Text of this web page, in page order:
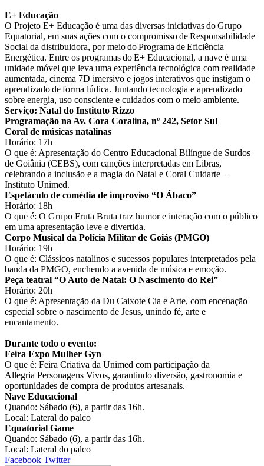
E+ Educação
O Projeto E+ Educação é uma das diversas iniciativas do Grupo
Equatorial, em suas ações com o compromisso deResponsabilidade
Social da distribuidora, por meio do Programa de Eficiência
Energética. Entre os programas do E+ Educacional, a nave é uma
unidade móvel que leva uma experiência tecnológica com realidade
aumentada, cinema 7D imersivo e jogos interativos que instigam o
aprendizado de forma lúdica. Juntando tecnologia e aprendizado
sobre energia, uso consciente e cuidados com o meio ambiente.
Serviço: Natal do Instituto Rizzo
Programação na Av. Cora Coralina, nº 242, Setor Sul
Coral de músicas natalinas
Horário: 17h
O que é: Apresentação do Centro Educacional Bilíngue de Surdos
de Goiânia (CEBS), com canções interpretadas em Libras,
celebrando a inclusão e a magia do Natal e Coral Cuidarte –
Instituto Unimed.
Espetáculo de comédia de improviso “O Ábaco”
Horário: 18h
O que é: O Grupo Fruta Bruta traz humor e interação com o público
em uma apresentação leve e divertida.
Corpo Musical da Polícia Militar de Goiás (PMGO)
Horário: 19h
O que é: Clássicos natalinos e sucessos populares interpretados pela
banda da PMGO, enchendo a avenida de música e emoção.
Peça teatral “O Auto de Natal: O Nascimento do Rei”
Horário: 20h
O que é: Apresentação da Du Caixote Cia e Arte, com encenação
especial sobre o nascimento de Jesus, unindo fé, arte e
encantamento.
Durante todo o evento:
Feira Expo Mulher Gyn
O que é: Feira Criativa da Unimed com participação da
Allegria Personagens Vivos, garantindo diversão, gastronomia e
oportunidades de compra de produtos artesanais.
Nave Educacional
Quando: Sábado (6), a partir das 16h.
Local: Lateral do palco
Equatorial Game
Quando: Sábado (6), a partir das 16h.
Local: Lateral do palco
Facebook TwitterGoogle+
LinkedIn
StumbleUpon
Tumblr
Pinterest
Reddit
VKontakte
Share
Print